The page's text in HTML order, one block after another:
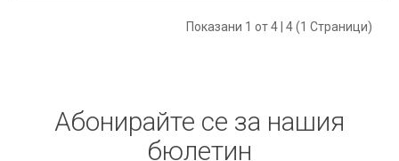
Показани 1 от 4 | 4 (1 Страници)
Абонирайте се за нашия
бюлетин